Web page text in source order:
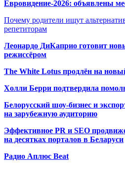
Евровидение-2026: объявлены
Почему родители ищут
репетиторам
Леонардо ДиКаприо готовит
режиссёром
The White Lotus продлён на
Холли Берри подтвердила
Белорусский шоу-бизнес и
на зарубежную аудиторию
Эффективное PR и SEO
на десятках порталов в Беларуси
Радио Аплюс Beat